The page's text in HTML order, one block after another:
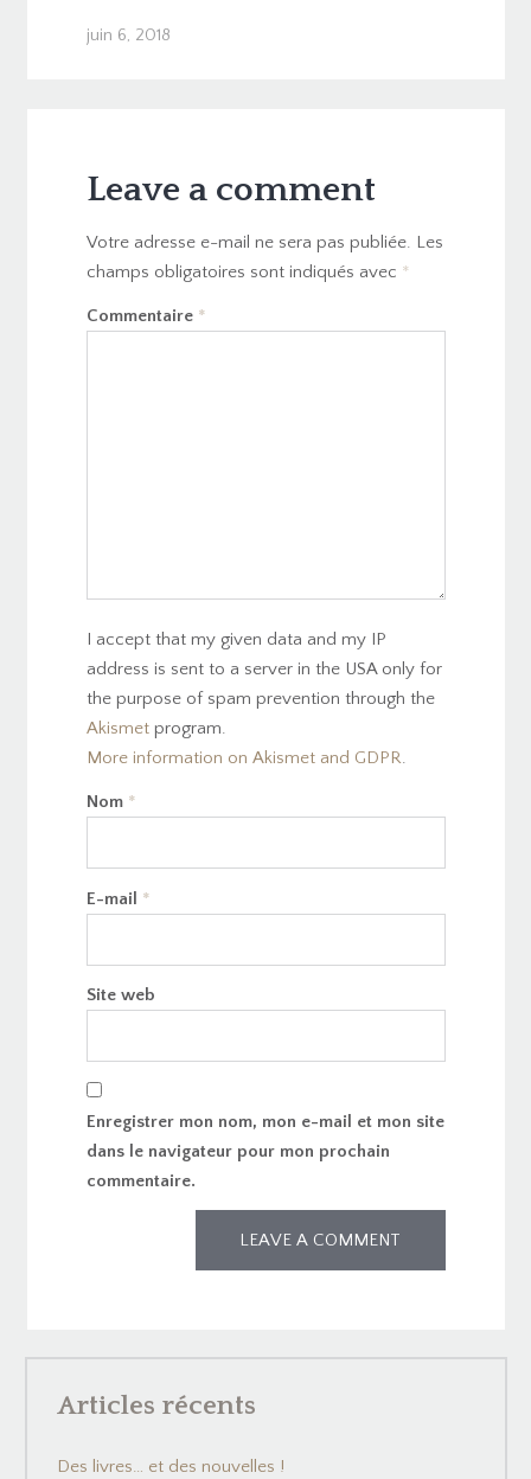
juin 6, 2018
Leave a comment
Votre adresse e-mail ne sera pas publiée. Les
champs obligatoires sont indiqués avec *
Commentaire *
I accept that my given data and my IP
address is sent to a server in the USA only for
the purpose of spam prevention through the
Akismetprogram.
More information on Akismet and GDPR.
Nom *
E-mail *
Site web
Enregistrer mon nom, mon e-mail et mon site
dans le navigateur pour mon prochain
commentaire.
Articles récents
Des livres… et des nouvelles !